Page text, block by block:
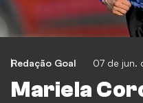
Redação Goal 07 de
Mariela